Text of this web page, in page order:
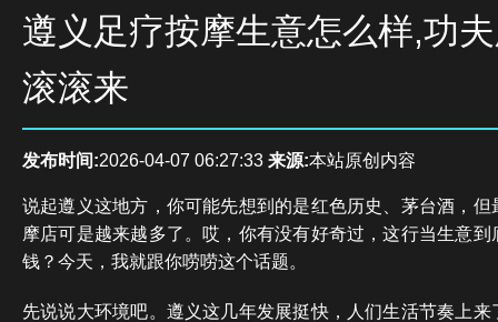
遵义足疗按摩生意怎么样,功
滚滚来
发布时间:2026-04-07 06:27:33 来源:本站原创内容
说起遵义这地方，你可能先想到的是红色历史、茅台酒，
摩店可是越来越多了。哎，你有没有好奇过，这行当生意
钱？今天，我就跟你唠唠这个话题。
先说说大环境吧。遵义这几年发展挺快，人们生活节奏上